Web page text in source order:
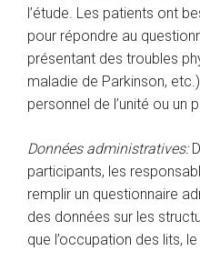
l’étude. Les patients ont
pour répondre au
présentant des troubles
maladie de Parkinson,
personnel de l’unité ou un
Données administratives:
participants, les
remplir un questionnaire
des données sur les
que l’occupation des lits,